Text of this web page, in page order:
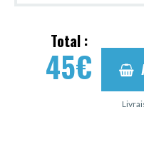
Total :
45€